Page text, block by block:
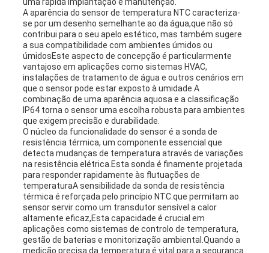
uma rápida implantação e manutenção.
A aparência do sensor de temperatura NTC caracteriza-
se por um desenho semelhante ao da água,que não só
contribui para o seu apelo estético, mas também sugere
a sua compatibilidade com ambientes úmidos ou
úmidosEste aspecto de concepção é particularmente
vantajoso em aplicações como sistemas HVAC,
instalações de tratamento de água e outros cenários em
que o sensor pode estar exposto à umidade.A
combinação de uma aparência aquosa e a classificação
IP64 torna o sensor uma escolha robusta para ambientes
que exigem precisão e durabilidade.
O núcleo da funcionalidade do sensor é a sonda de
resistência térmica, um componente essencial que
detecta mudanças de temperatura através de variações
na resistência elétrica.Esta sonda é finamente projetada
para responder rapidamente às flutuações de
temperaturaA sensibilidade da sonda de resistência
térmica é reforçada pelo princípio NTC.que permitam ao
sensor servir como um transdutor sensível a calor
altamente eficaz,Esta capacidade é crucial em
aplicações como sistemas de controlo de temperatura,
gestão de baterias e monitorização ambiental.Quando a
medição precisa da temperatura é vital para a segurança